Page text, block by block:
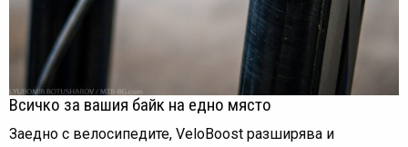
Всичко за вашия байк на едно място
Заедно с велосипедите, VeloBoost разширява и